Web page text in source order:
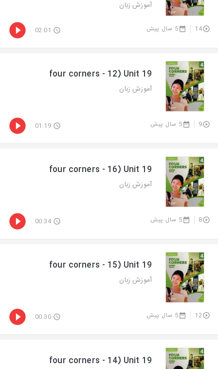
آموزش زبان
14 5 سال پیش 02:01
four corners - 12) Unit 19
آموزش زبان
9 5 سال پیش 01:19
four corners - 16) Unit 19
آموزش زبان
8 5 سال پیش 00:34
four corners - 15) Unit 19
آموزش زبان
12 5 سال پیش 00:30
four corners - 14) Unit 19